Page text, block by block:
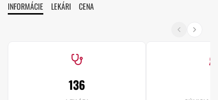
INFORMÁCIE LEKÁRI CENA
136